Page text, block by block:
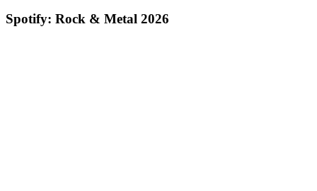
Spotify: Rock & Metal 2026